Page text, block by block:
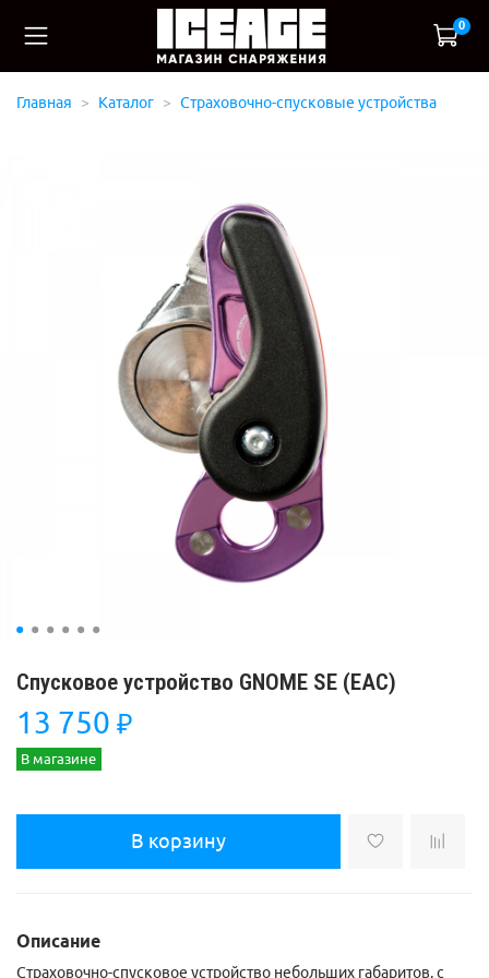
0
Главная Каталог Страховочно-спусковые устройства
Спусковое устройство GNOME SE (ЕАС)
13 750 ₽
В магазине
В корзину
Описание
Страховочно-спусковое устройство небольших габаритов, с